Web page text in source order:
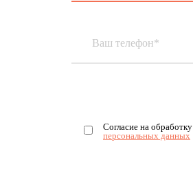
Согласие на обработку
персональных данных